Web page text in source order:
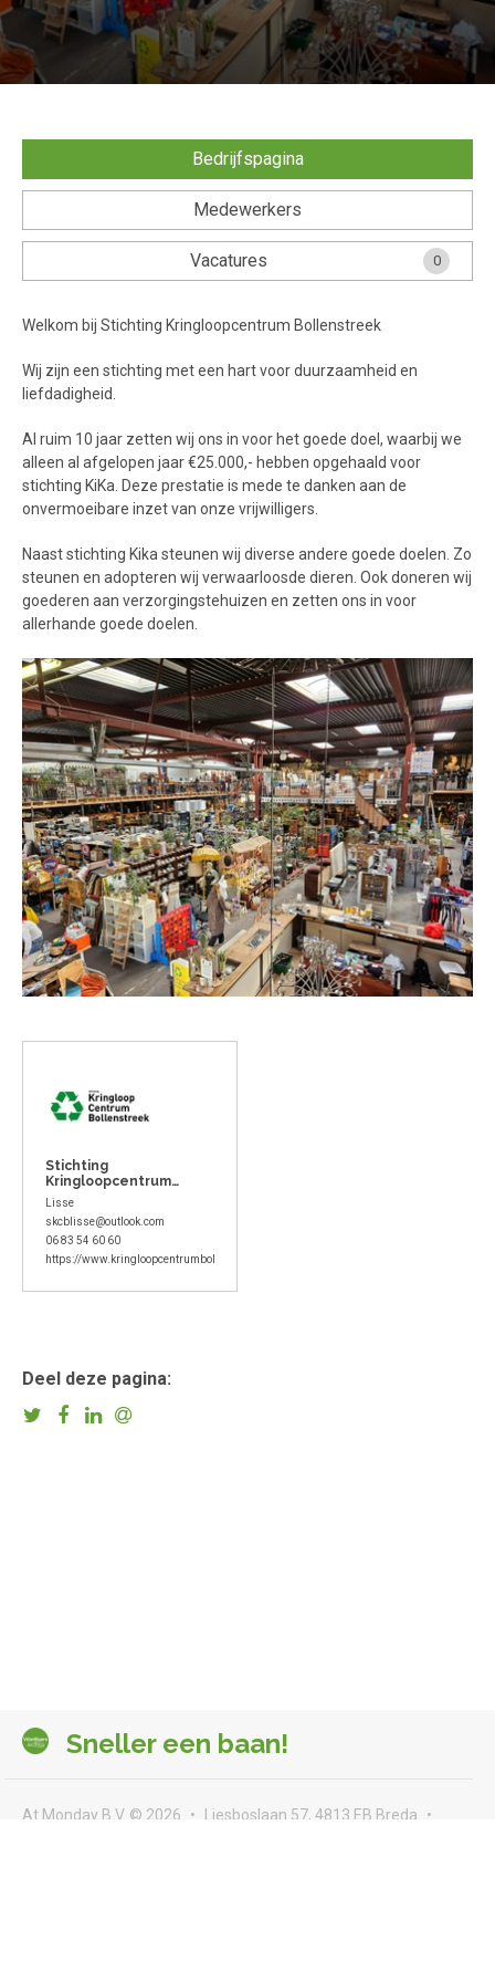
Bedrijfspagina
Medewerkers
Vacatures 0
Welkom bij Stichting Kringloopcentrum Bollenstreek
Wij zijn een stichting met een hart voor duurzaamheid en
liefdadigheid.
Al ruim 10 jaar zetten wij ons in voor het goede doel, waarbij we
alleen al afgelopen jaar €25.000,- hebben opgehaald voor
stichting KiKa. Deze prestatie is mede te danken aan de
onvermoeibare inzet van onze vrijwilligers.
Naast stichting Kika steunen wij diverse andere goede doelen. Zo
steunen en adopteren wij verwaarloosde dieren. Ook doneren wij
goederen aan verzorgingstehuizen en zetten ons in voor
allerhande goede doelen.
Stichting
Kringloopcentrum
Bollenstreek
Lisse
skcblisse@outlook.com
06 83 54 60 60
https://www.kringloopcentrumbollenstreek.nl/
Deel deze pagina:
Sneller een baan!
At Monday B.V. © 2026
Liesboslaan 57, 4813 EB Breda